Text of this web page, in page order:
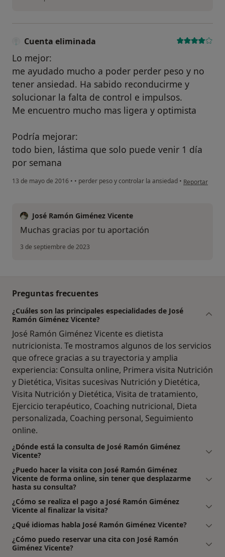
Cuenta eliminada
Lo mejor:
me ayudado mucho a poder perder peso y no
tener ansiedad. Ha sabido reconducirme y
solucionar la falta de control e impulsos.
Me encuentro mucho mas ligera y optimista
Podría mejorar:
todo bien, lástima que solo puede venir 1 día
por semana
13 de mayo de 2016 • • perder peso y controlar la ansiedad • en opinión del
Reportar
José Ramón Giménez Vicente
Muchas gracias por tu aportación
3 de septiembre de 2023
Preguntas frecuentes
¿Cuáles son las principales especialidades de José
Ramón Giménez Vicente?
José Ramón Giménez Vicente es dietista
nutricionista. Te mostramos algunos de los servicios
que ofrece gracias a su trayectoria y amplia
experiencia: Consulta online, Primera visita Nutrición
y Dietética, Visitas sucesivas Nutrición y Dietética,
Visita Nutrición y Dietética, Visita de tratamiento,
Ejercicio terapéutico, Coaching nutricional, Dieta
personalizada, Coaching personal, Seguimiento
online.
¿Dónde está la consulta de José Ramón Giménez
Vicente?
¿Puedo hacer la visita con José Ramón Giménez
Vicente de forma online, sin tener que desplazarme
hasta su consulta?
¿Cómo se realiza el pago a José Ramón Giménez
Vicente al finalizar la visita?
¿Qué idiomas habla José Ramón Giménez Vicente?
¿Cómo puedo reservar una cita con José Ramón
Giménez Vicente?